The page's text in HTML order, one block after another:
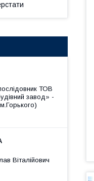
ТОВ
завод» -
Віталійович